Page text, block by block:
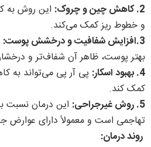
2. کاهش چین و چروک:
این روش به
و خطوط ریز کمک می‌کند.
3.افزایش شفافیت و درخشش پوست:
بهتر پوست، ظاهر آن شفاف‌تر و
4. بهبود اسکار:
پی آر پی می‌تواند به
کمک کند.
5. روش غیرجراحی:
این درمان نسبت
تهاجمی است و معمولاً دارای عوارض
روند درمان: